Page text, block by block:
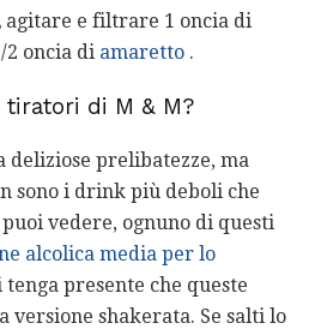
agitare e filtrare 1 oncia di
2 oncia di amaretto .
di M & M?
deliziose prelibatezze, ma
sono i drink più deboli che
vedere, ognuno di questi
alcolica media per lo
tenga presente che queste
versione shakerata. Se salti lo